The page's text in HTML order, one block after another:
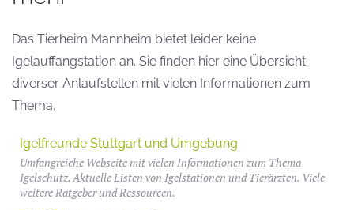
Das Tierheim Mannheim bietet leider keine
Igelauffangstation an. Sie finden hier eine Übersicht
diverser Anlaufstellen mit vielen Informationen zum
Thema.
Igelfreunde Stuttgart und Umgebung
Umfangreiche Webseite mit vielen Informationen zum Thema
Igelschutz. Aktuelle Listen von Igelstationen und Tierärzten. Viele
weitere Ratgeber und Ressourcen.